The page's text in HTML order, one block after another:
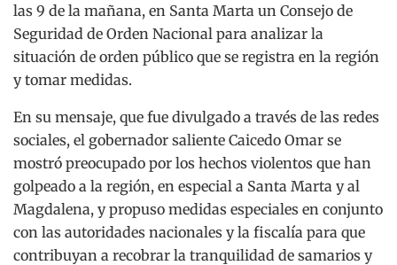
las 9 de la mañana, en Santa Marta un Consejo de
Seguridad de Orden Nacional para analizar la
situación de orden público que se registra en la región
y tomar medidas.
En su mensaje, que fue divulgado a través de las redes
sociales, el gobernador saliente Caicedo Omar se
mostró preocupado por los hechos violentos que han
golpeado a la región, en especial a Santa Marta y al
Magdalena, y propuso medidas especiales en conjunto
con las autoridades nacionales y la fiscalía para que
contribuyan a recobrar la tranquilidad de samarios y